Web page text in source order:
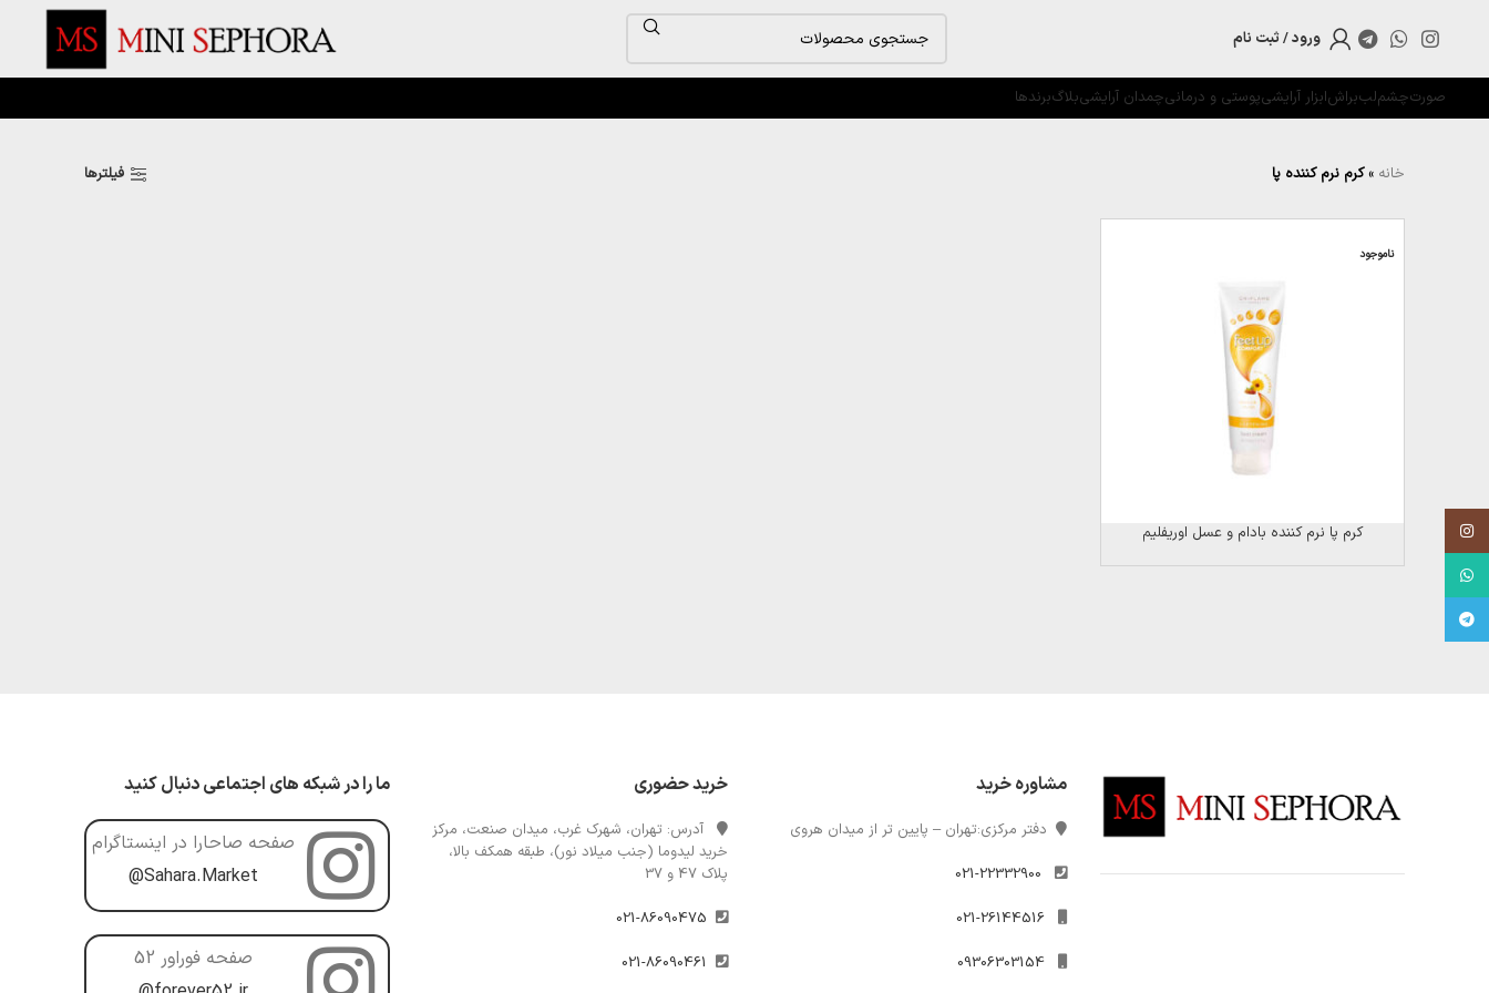
ورود / ثبت نام
صورتچشملببراشابزار آرایشیپوستی و درمانیچمدان آرایشیبلاگبرندها
خانه »کرم نرم کننده پا فیلترها
ناموجود
کرم پا نرم کننده بادام و عسل اوریفلیم
مشاوره خرید
دفتر مرکزی:تهران – پایین تر از میدان هروی
021-22332900
021-26144516
خرید حضوری
آدرس: تهران، شهرک غرب، میدان صنعت، مرکز
خرید لیدوما (جنب میلاد نور)، طبقه همکف بالا،
پلاک 47 و 37
ما را در شبکه های اجتماعی دنبال کنید
صفحه صاحارا در اینستاگرام
@Sahara.Market
صفحه فوراور 52